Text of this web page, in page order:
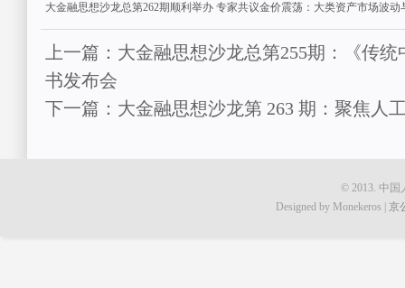
大金融思想沙龙总第262期顺利举办 专家共议金价震荡：大类资产市场波动
上一篇：大金融思想沙龙总第255期：《传
书发布会
下一篇：大金融思想沙龙第 263 期：聚焦人
© 2013. 中国
Designed by Monekeros | 京